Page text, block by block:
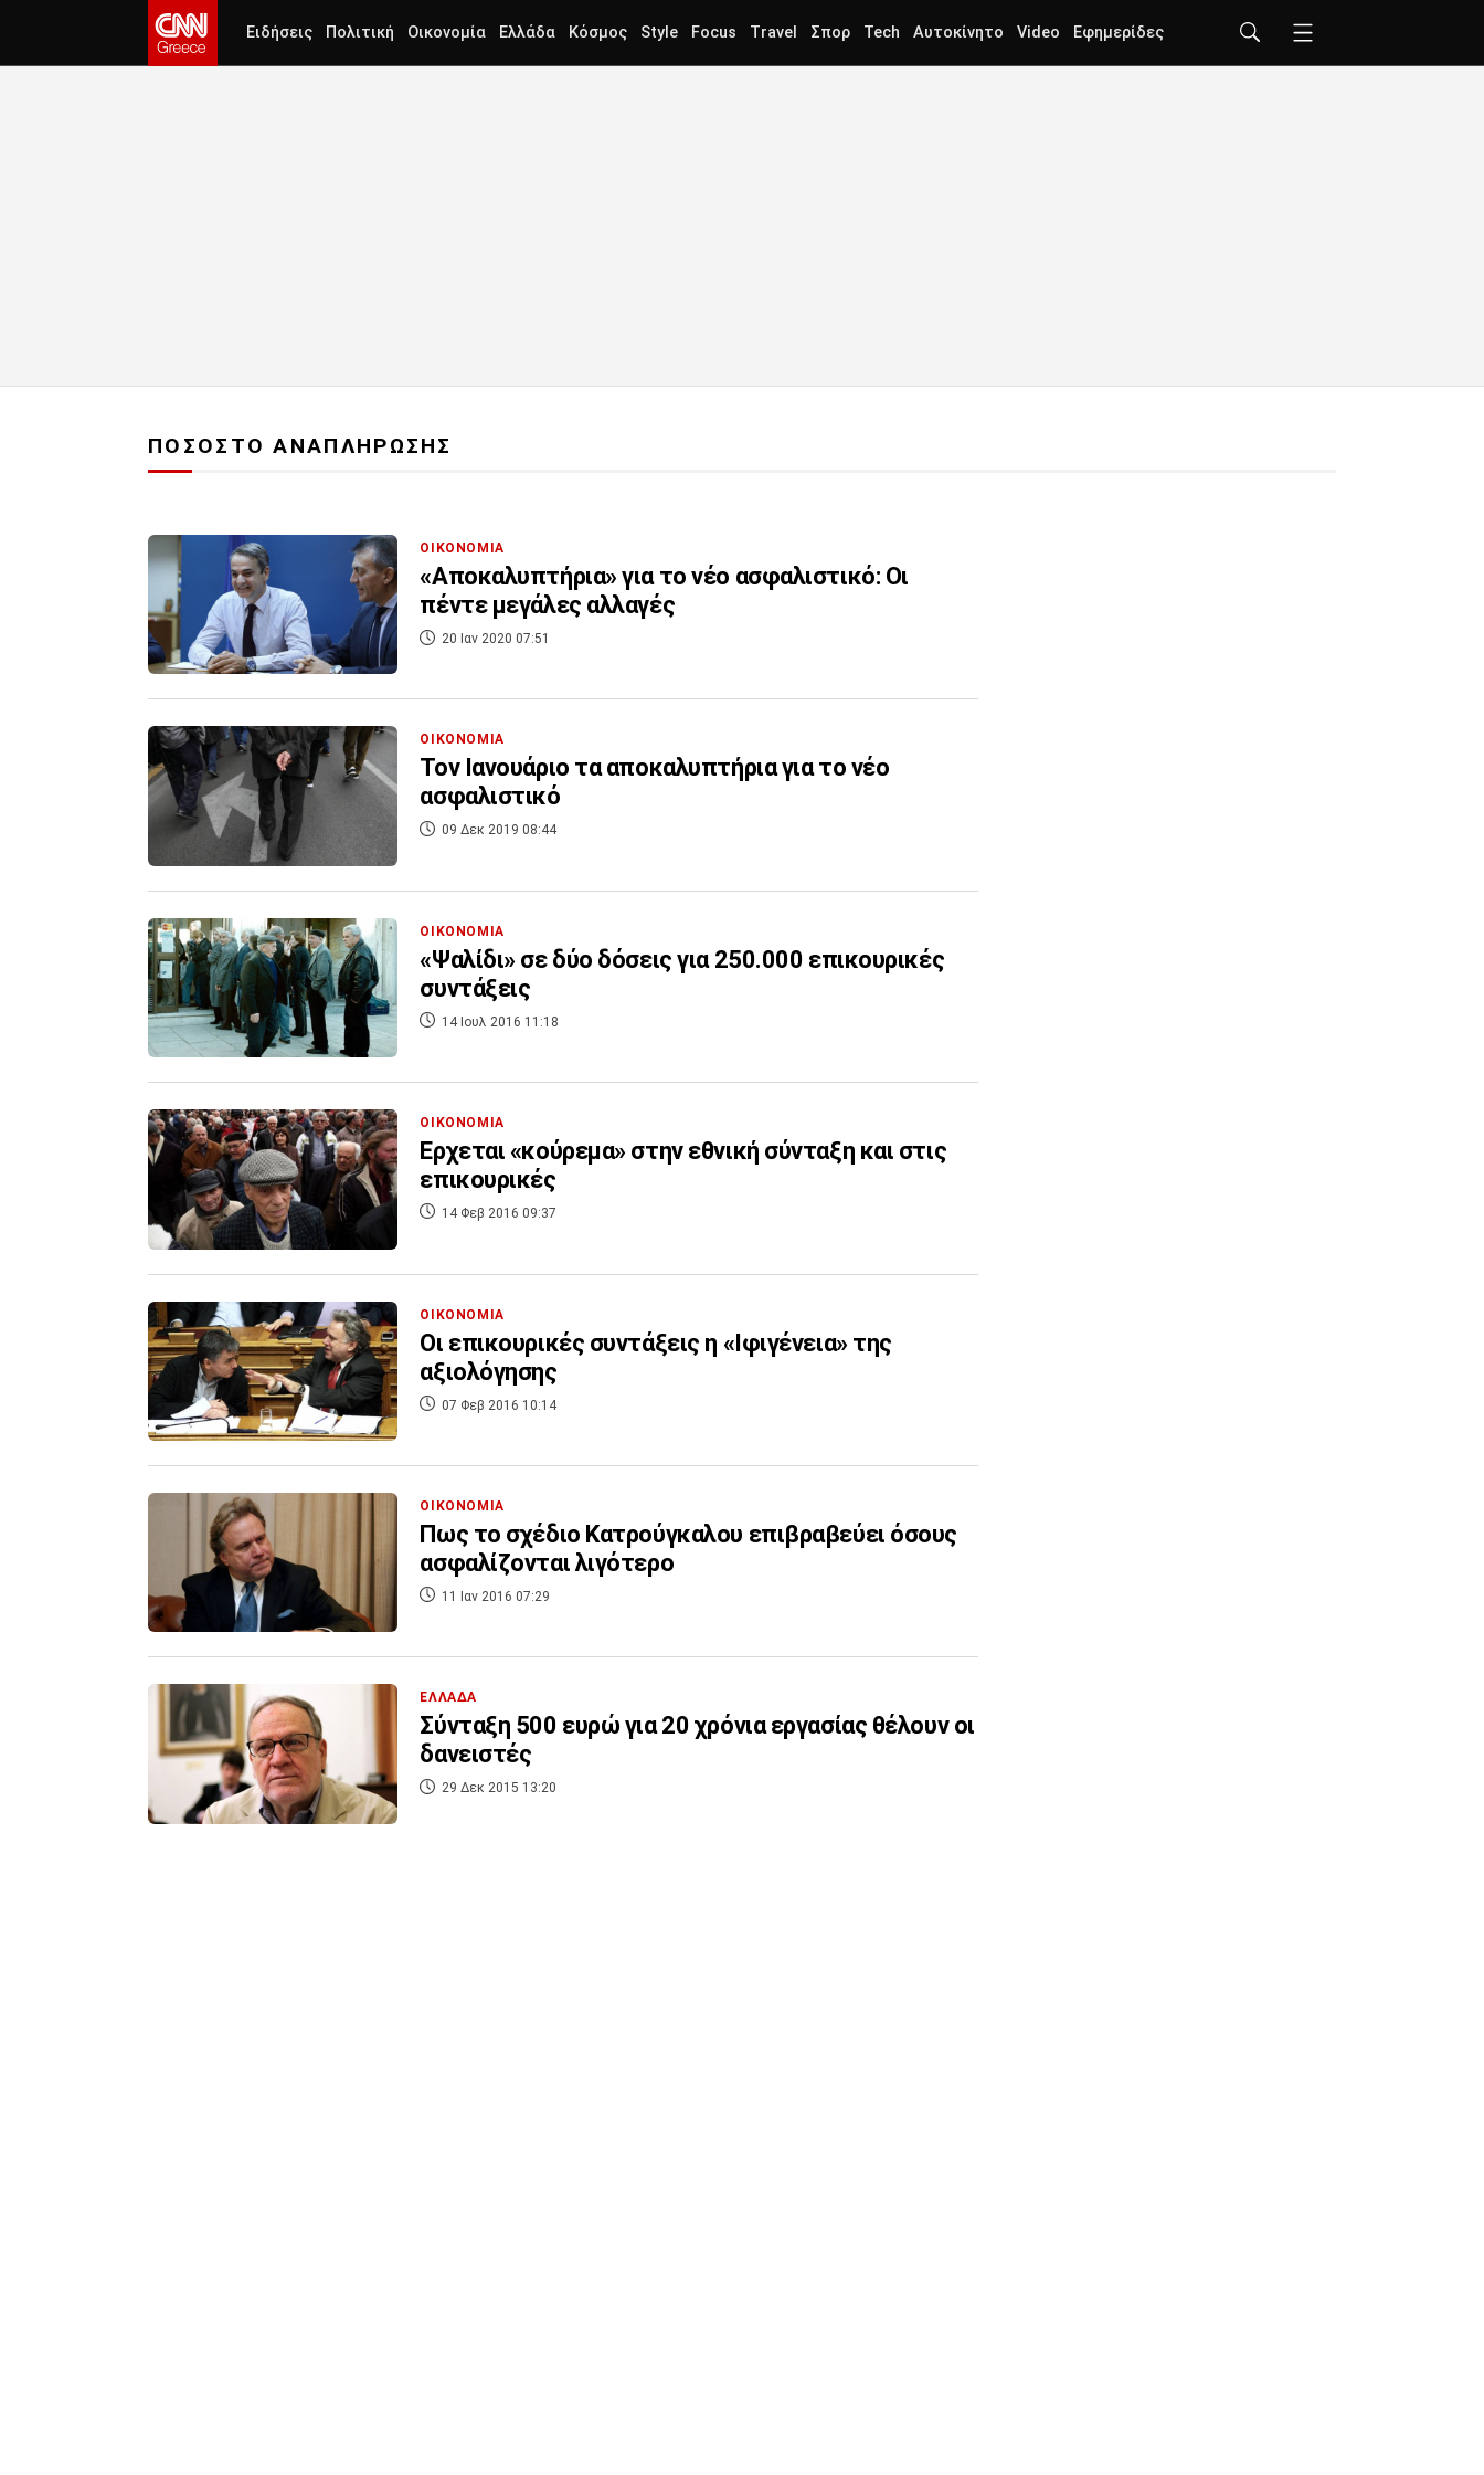
Ειδήσεις Πολιτική Οικονομία Ελλάδα Κόσμος Style Focus Travel Σπορ Tech Αυτοκίνητο Video Εφημερίδες
ΠΟΣΟΣΤΟ ΑΝΑΠΛΗΡΩΣΗΣ
ΟΙΚΟΝΟΜΙΑ
«Αποκαλυπτήρια» για το νέο ασφαλιστικό: Οι
πέντε μεγάλες αλλαγές
20 Ιαν 2020 07:51
ΟΙΚΟΝΟΜΙΑ
Τον Ιανουάριο τα αποκαλυπτήρια για το νέο
ασφαλιστικό
09 Δεκ 2019 08:44
ΟΙΚΟΝΟΜΙΑ
«Ψαλίδι» σε δύο δόσεις για 250.000 επικουρικές
συντάξεις
14 Ιουλ 2016 11:18
ΟΙΚΟΝΟΜΙΑ
Ερχεται «κούρεμα» στην εθνική σύνταξη και στις
επικουρικές
14 Φεβ 2016 09:37
ΟΙΚΟΝΟΜΙΑ
Οι επικουρικές συντάξεις η «Ιφιγένεια» της
αξιολόγησης
07 Φεβ 2016 10:14
ΟΙΚΟΝΟΜΙΑ
Πως το σχέδιο Κατρούγκαλου επιβραβεύει όσους
ασφαλίζονται λιγότερο
11 Ιαν 2016 07:29
ΕΛΛΑΔΑ
Σύνταξη 500 ευρώ για 20 χρόνια εργασίας θέλουν οι
δανειστές
29 Δεκ 2015 13:20